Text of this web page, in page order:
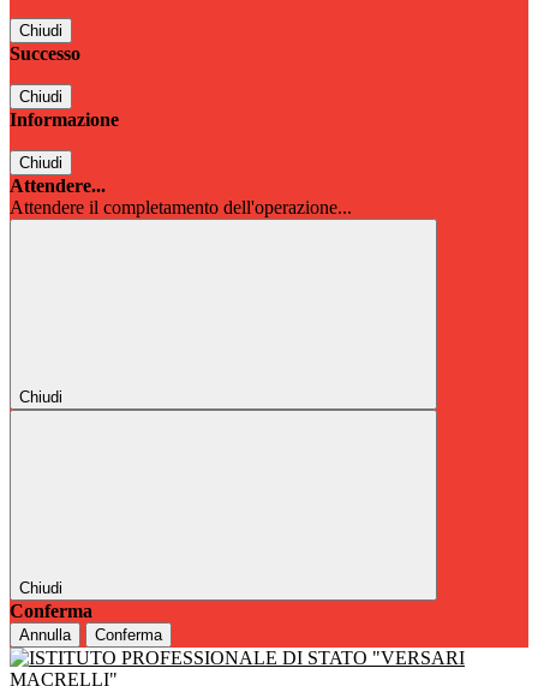
Chiudi
Successo
Chiudi
Informazione
Chiudi
Attendere...
Attendere il completamento dell'operazione...
Chiudi
Chiudi
Conferma
Annulla Conferma